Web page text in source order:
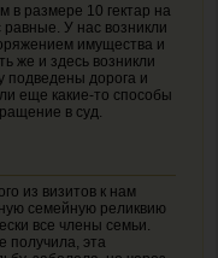
в размере 10 гектар на
У нас возникли
имущества и
же и здесь возникли
подведены дорога и
еще какие-то способы
в суд.
из визитов к нам
семейную реликвию
все члены семьи.
получила, эта